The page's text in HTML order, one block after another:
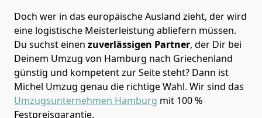
Doch wer in das europäische Ausland zieht, der wird
eine logistische Meisterleistung abliefern müssen.
Du suchst einen zuverlässigen Partner, der Dir bei
Deinem Umzug von Hamburg nach Griechenland
günstig und kompetent zur Seite steht? Dann ist
Michel Umzug genau die richtige Wahl. Wir sind das
Umzugsunternehmen Hamburg mit 100 %
Festpreisgarantie.